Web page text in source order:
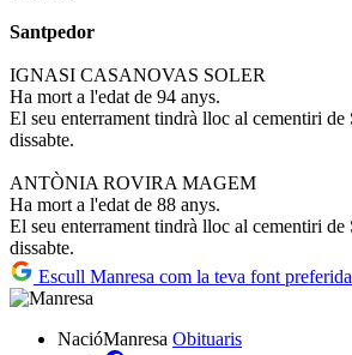
Santpedor
IGNASI CASANOVAS SOLER
Ha mort a l'edat de 94 anys.
El seu enterrament tindrà lloc al cementiri de
dissabte.
ANTÒNIA ROVIRA MAGEM
Ha mort a l'edat de 88 anys.
El seu enterrament tindrà lloc al cementiri de
dissabte.
Escull Manresa com la teva font
NacióManresa Obituaris